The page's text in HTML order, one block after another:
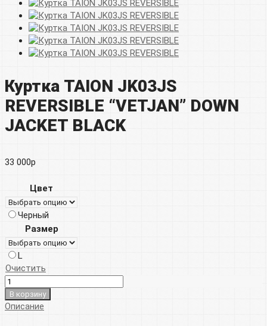
Куртка TAION JK03JS
REVERSIBLE “VETJAN” DOWN
JACKET BLACK
33 000р
Цвет
Черный
Размер
L
Очистить
В корзину
Описание